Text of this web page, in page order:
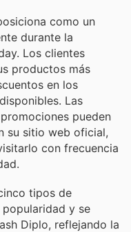
como un
durante la
Los clientes
productos más
en los
Las
pueden
su sitio web oficial,
con frecuencia
tipos de
y se
Diplo, reflejando la